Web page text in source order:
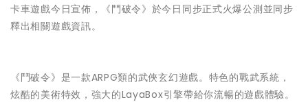
卡車遊戲今日宣佈，《鬥破令》於今日同步正式火爆公測並同步
釋出相關遊戲資訊。
《鬥破令》是一款ARPG類的武俠玄幻遊戲。特色的戰武系統，
炫酷的美術特效，強大的LayaBox引擎帶給你流暢的遊戲體驗。